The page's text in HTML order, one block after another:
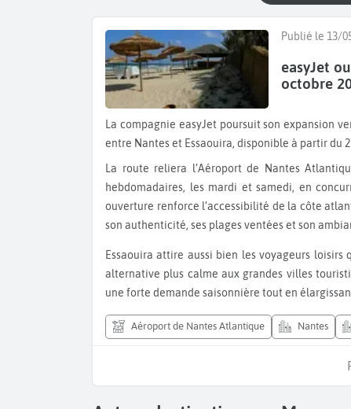
Publié le 13/
easyJet
octobre
La compagnie easyJet poursuit son expansion vers le Maroc avec le lancement d’une nouvelle liaison directe
entre Nantes et Essaouira, disponible à partir du
La route reliera l’Aéroport de Nantes Atlantique à l’Aéroport d’Essaouira-Mogador avec deux fréquences
hebdomadaires, les mardi et samedi, en
ouverture renforce l’accessibilité de la côte
son authenticité, ses plages ventées et son
Essaouira attire aussi bien les voyageurs loisirs que les amateurs de surf ou de séjours culturels, offrant une
alternative plus calme aux grandes villes
une forte demande saisonnière tout en
Aéroport de Nantes Atlantique Nantes